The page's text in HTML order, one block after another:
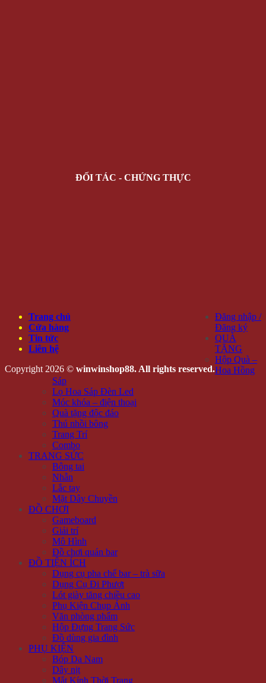
ĐỐI TÁC - CHỨNG THỰC
Trang chủ
Cửa hàng
Tin tức
Liên hệ
Copyright 2026 © winwinshop88. All rights reserved.
Đăng nhập /
Đăng ký
QUÀ
TẶNG
Hộp Quà –
Hoa Hồng
Sáp
Lọ Hoa Sáp Đèn Led
Móc khóa – điện thoại
Quà tặng độc đáo
Thú nhồi bông
Trang Trí
Combo
TRANG SỨC
Bông tai
Nhẫn
Lắc tay
Mặt Dây Chuyền
ĐỒ CHƠI
Gameboard
Giải trí
Mô Hình
Đồ chơi quán bar
ĐỒ TIỆN ÍCH
Dụng cụ pha chế bar – trà sữa
Dụng Cụ Đi Phượt
Lót giày tăng chiều cao
Phụ Kiện Chụp Ảnh
Văn phòng phẩm
Hộp Đựng Trang Sức
Đồ dùng gia đình
PHỤ KIỆN
Bóp Da Nam
Dây nịt
Mắt Kính Thời Trang